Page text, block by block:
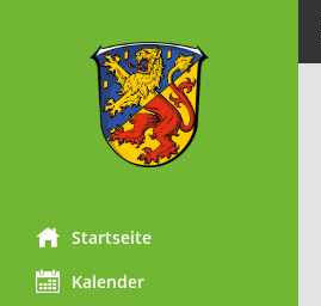
Startseite
Kalender